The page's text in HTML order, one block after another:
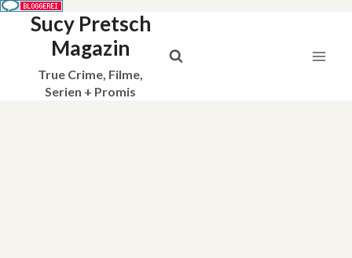
Sucy Pretsch
Magazin
True Crime, Filme,
Serien + Promis